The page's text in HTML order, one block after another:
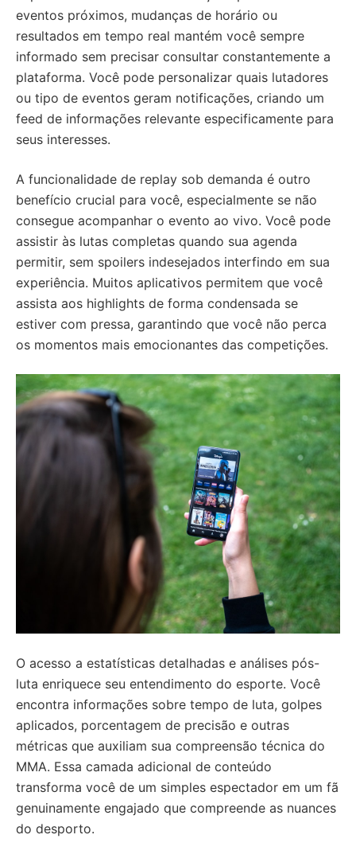
eventos próximos, mudanças de horário ou
resultados em tempo real mantém você sempre
informado sem precisar consultar constantemente a
plataforma. Você pode personalizar quais lutadores
ou tipo de eventos geram notificações, criando um
feed de informações relevante especificamente para
seus interesses.
A funcionalidade de replay sob demanda é outro
benefício crucial para você, especialmente se não
consegue acompanhar o evento ao vivo. Você pode
assistir às lutas completas quando sua agenda
permitir, sem spoilers indesejados interfindo em sua
experiência. Muitos aplicativos permitem que você
assista aos highlights de forma condensada se
estiver com pressa, garantindo que você não perca
os momentos mais emocionantes das competições.
O acesso a estatísticas detalhadas e análises pós-
luta enriquece seu entendimento do esporte. Você
encontra informações sobre tempo de luta, golpes
aplicados, porcentagem de precisão e outras
métricas que auxiliam sua compreensão técnica do
MMA. Essa camada adicional de conteúdo
transforma você de um simples espectador em um fã
genuinamente engajado que compreende as nuances
do desporto.